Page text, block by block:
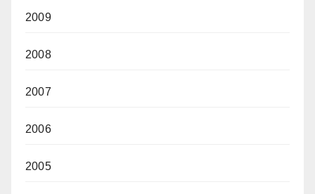
2009
2008
2007
2006
2005